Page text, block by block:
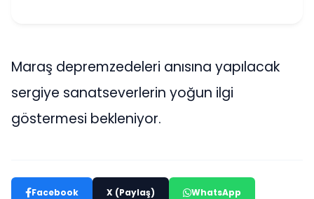
Maraş depremzedeleri anısına yapılacak
sergiye sanatseverlerin yoğun ilgi
göstermesi bekleniyor.
Facebook X (Paylaş) WhatsApp